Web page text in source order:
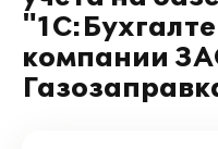
компании